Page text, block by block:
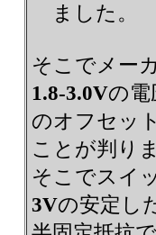
ました。
そこでメー
1.8-3.0Vの
のオフセッ
ことが判り
そこでスイ
3Vの安定し